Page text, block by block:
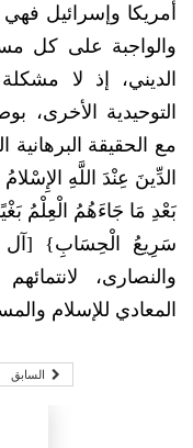
أمريكا وإسرائيل
والواجبة على كل
الديني، إذ لا
التوحيدية الأخرى،
مع الحقيقة
الدِّينَ عِنْدَ اللَّهِ
بَعْدِ مَا جَاءَهُمُ الْعِلْمُ
والنصارى،
المعادي للإسلام
السابق